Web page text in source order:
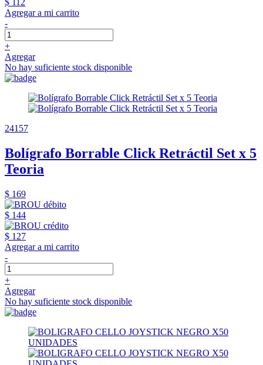
Agregar a mi carrito
-
+
Agregar
No hay suficiente stock disponible
24157
Bolígrafo Borrable Click Retráctil Set x 5
Teoria
$ 169
$ 144
$ 127
Agregar a mi carrito
-
+
Agregar
No hay suficiente stock disponible